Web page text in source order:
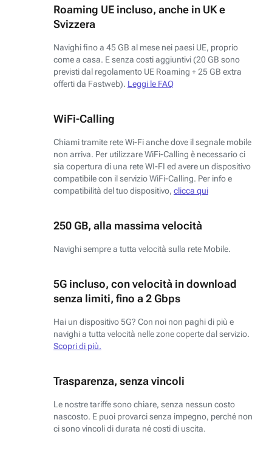
Roaming UE incluso, anche in UK e
Svizzera
Navighi fino a 45 GB al mese nei paesi UE, proprio
come a casa. E senza costi aggiuntivi (20 GB sono
previsti dal regolamento UE Roaming + 25 GB extra
offerti da Fastweb). Leggi le FAQ
WiFi-Calling
Chiami tramite rete Wi-Fi anche dove il segnale mobile
non arriva. Per utilizzare WiFi-Calling è necessario ci
sia copertura di una rete WI-FI ed avere un dispositivo
compatibile con il servizio WiFi-Calling. Per info e
compatibilità del tuo dispositivo, clicca qui
250 GB, alla massima velocità
Navighi sempre a tutta velocità sulla rete Mobile.
5G incluso, con velocità in download
senza limiti, fino a 2 Gbps
Hai un dispositivo 5G? Con noi non paghi di più e
navighi a tutta velocità nelle zone coperte dal servizio.
Scopri di più.
Trasparenza, senza vincoli
Le nostre tariffe sono chiare, senza nessun costo
nascosto. E puoi provarci senza impegno, perché non
ci sono vincoli di durata né costi di uscita.